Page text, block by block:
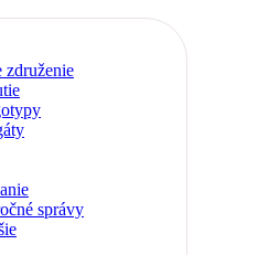
združenie
správy